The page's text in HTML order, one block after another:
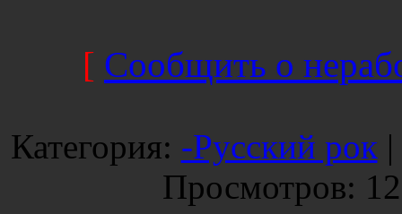
[ Сообщить о
Категория: -Русский рок |
Просмотров: